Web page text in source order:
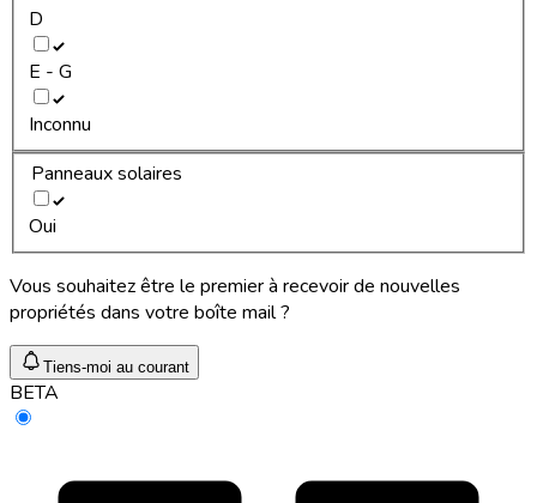
D
E - G
Inconnu
Panneaux solaires
Oui
Vous souhaitez être le premier à recevoir de nouvelles
propriétés dans votre boîte mail ?
Tiens-moi au courant
BETA